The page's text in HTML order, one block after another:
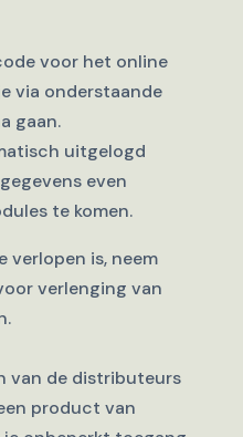
voor het online
via onderstaande
gaan.
uitgelogd
even
te komen.
verlopen is, neem
verlenging van
van de distributeurs
product van